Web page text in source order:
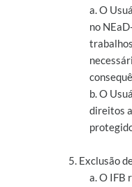
a. O
no
b. O
direitos
5. Exclusão
a. O IFB